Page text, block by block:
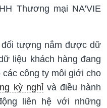
Thương mại NA'VIE
tượng nắm được dữ
liệu khách hàng đang
công ty môi giới cho
kỳ nghỉvà điều hành
liên hệ với những